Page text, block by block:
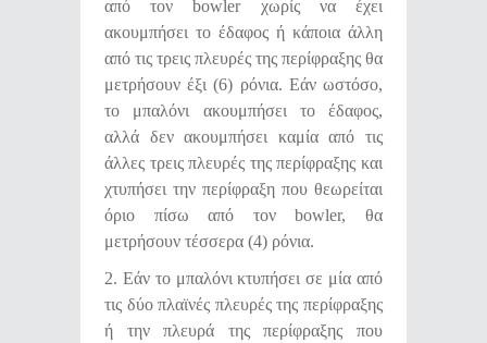
από τον bowler χωρίς να έχει
ακουμπήσει το έδαφος ή κάποια άλλη
από τις τρεις πλευρές της περίφραξης θα
μετρήσουν έξι (6) ρόνια. Εάν ωστόσο,
το μπαλόνι ακουμπήσει το έδαφος,
αλλά δεν ακουμπήσει καμία από τις
άλλες τρεις πλευρές της περίφραξης και
χτυπήσει την περίφραξη που θεωρείται
όριο πίσω από τον bowler, θα
μετρήσουν τέσσερα (4) ρόνια.
2. Εάν το μπαλόνι κτυπήσει σε μία από
τις δύο πλαϊνές πλευρές της περίφραξης
ή την πλευρά της περίφραξης που